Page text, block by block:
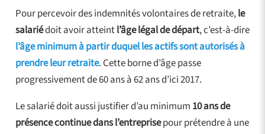
Pour percevoir des indemnités volontaires de retraite,le
salariédoit avoir atteintl’âge légal de départ, c’est-à-dire
l’âge minimum à partir duquel les actifs sont autorisés à
prendre leur retraite. Cette borne d’âge passe
progressivement de 60 ans à 62 ans d’ici 2017.
Le salarié doit aussi justifier d’au minimum 10 ans de
présence continue dans l’entreprisepour prétendre à une